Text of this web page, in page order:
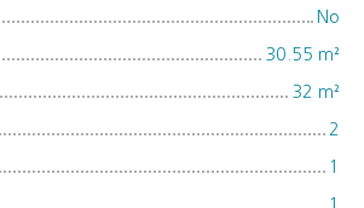
No
30.55 m²
32 m²
2
1
1